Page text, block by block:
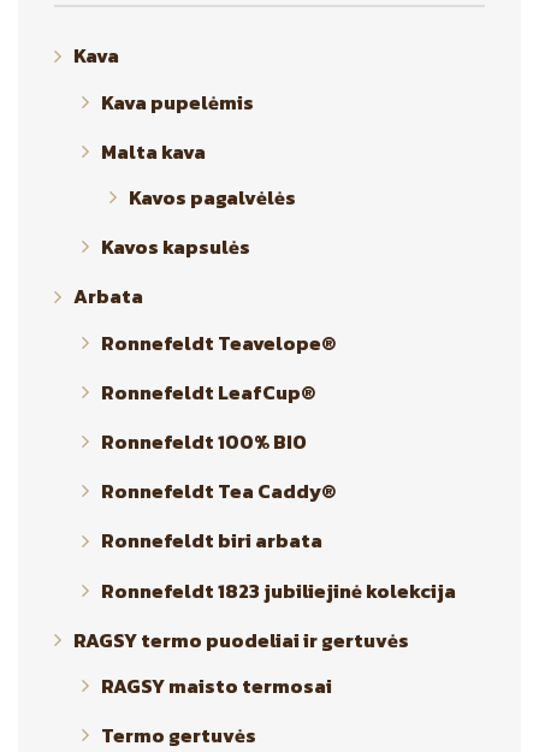
Kava
Kava pupelėmis
Malta kava
Kavos pagalvėlės
Kavos kapsulės
Arbata
Ronnefeldt Teavelope®
Ronnefeldt LeafCup®
Ronnefeldt 100% BIO
Ronnefeldt Tea Caddy®
Ronnefeldt biri arbata
Ronnefeldt 1823 jubiliejinė kolekcija
RAGSY termo puodeliai ir gertuvės
RAGSY maisto termosai
Termo gertuvės